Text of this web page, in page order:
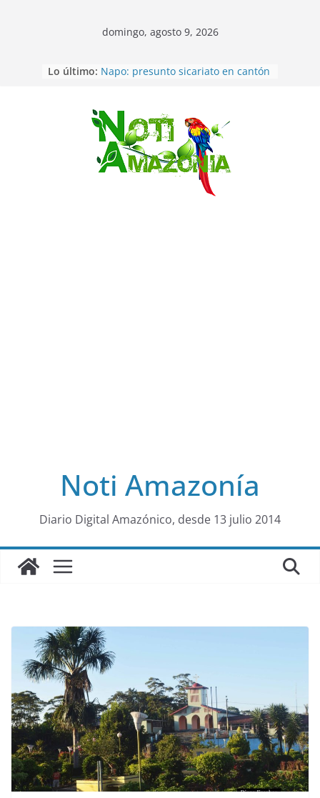
Saltar
al
domingo, agosto 9, 2026
Lo último: Pastaza: Fiscal no emite cargos
con una menor de10 años en
frontera sur
Napo: presunto sicariato en cantón
Archidona
Ecuador: dos jóvenes de 22 años
desaparecidos fueron encontrados
muertos en Puerto lopez
Noti Amazonía
Diario Digital Amazónico, desde 13 julio 2014